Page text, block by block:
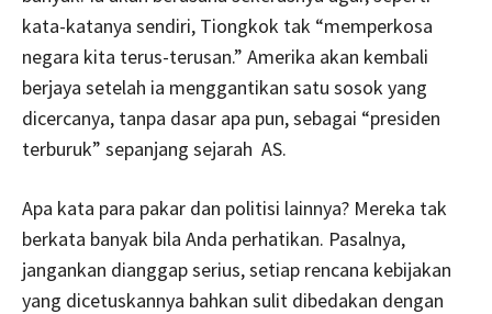
kata-katanya sendiri, Tiongkok tak “memperkosa
negara kita terus-terusan.” Amerika akan kembali
berjaya setelah ia menggantikan satu sosok yang
dicercanya, tanpa dasar apa pun, sebagai “presiden
terburuk” sepanjang sejarah AS.
Apa kata para pakar dan politisi lainnya? Mereka tak
berkata banyak bila Anda perhatikan. Pasalnya,
jangankan dianggap serius, setiap rencana kebijakan
yang dicetuskannya bahkan sulit dibedakan dengan